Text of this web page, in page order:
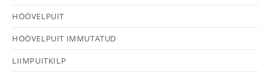
HÖÖVELPUIT
HÖÖVELPUIT IMMUTATUD
LIIMPUITKILP